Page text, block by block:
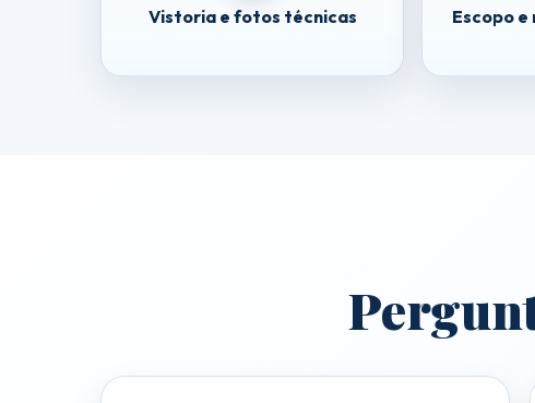
Vistoria e fotos técnicas Escopo